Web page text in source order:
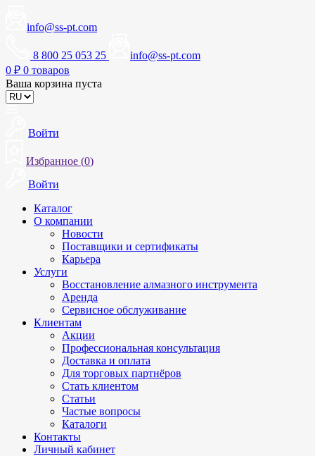
info@ss-pt.com
8 800 25 053 25
info@ss-pt.com
0 ₽ 0 товаров
Ваша корзина пуста
Войти
Избранное (0)
Войти
Каталог
О компании
Новости
Поставщики и сертификаты
Карьера
Услуги
Восстановление алмазного инструмента
Аренда
Сервисное обслуживание
Клиентам
Акции
Профессиональная консультация
Доставка и оплата
Для торговых партнёров
Стать клиентом
Статьи
Частые вопросы
Каталоги
Контакты
Личный кабинет